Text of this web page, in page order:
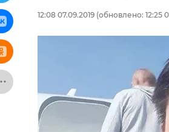
12:08 07.09.2019 (обновлено: 12:25